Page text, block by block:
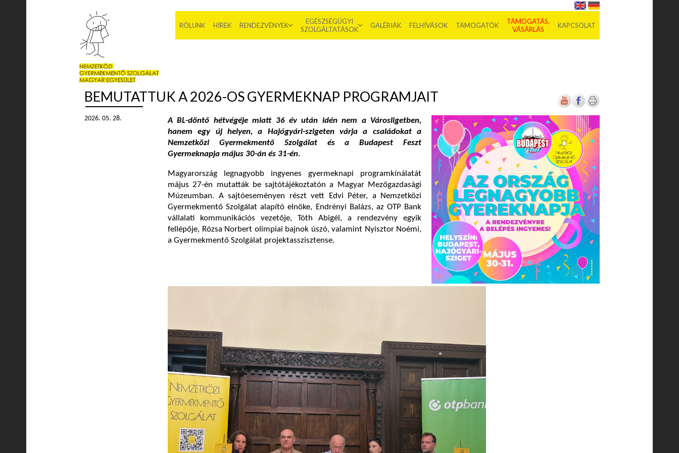
RÓLUNK HÍREK RENDEZVÉNYEK
EGÉSZSÉGÜGYI
SZOLGÁLTATÁSOK
GALÉRIÁK FELHÍVÁSOK TÁMOGATÓK
TÁMOGATÁS,
VÁSÁRLÁS
KAPCSOLAT
BEMUTATTUK A 2026-OS GYERMEKNAP PROGRAMJAIT
2026. 05. 28.
A BL-döntő hétvégéje miatt 36 év után idén nem a Városligetben,
hanem egy új helyen, a Hajógyári-szigeten várja a családokat a
Nemzetközi Gyermekmentő Szolgálat és a Budapest Feszt
Gyermeknapja május 30-án és 31-én.
Magyarország legnagyobb ingyenes gyermeknapi programkínálatát
május 27-én mutatták be sajtótájékoztatón a Magyar Mezőgazdasági
Múzeumban. A sajtóeseményen részt vett Edvi Péter, a Nemzetközi
Gyermekmentő Szolgálat alapító elnöke, Endrényi Balázs, az OTP Bank
vállalati kommunikációs vezetője, Tóth Abigél, a rendezvény egyik
fellépője, Rózsa Norbert olimpiai bajnok úszó, valamint Nyisztor Noémi,
a Gyermekmentő Szolgálat projektasszisztense.